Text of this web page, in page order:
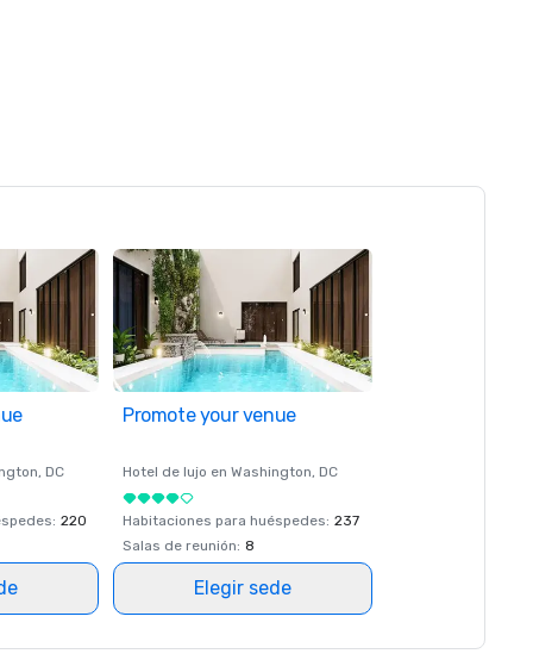
, DC
: 220
Promote your venue
Hotel de lujo en Washington, DC
Habitaciones para huéspedes: 237
Salas de reunión: 8
Elegir sede